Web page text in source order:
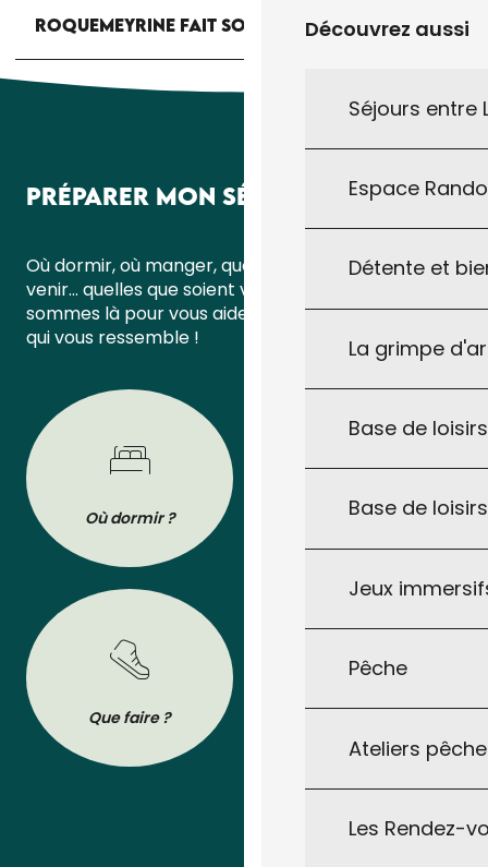
Découvrez aussi
Séjours entre
Espace
Détente et
La grimpe
Base de
Base de
Jeux
Pêche
Ateliers
Les Rendez-
ROQUEMEYRINE FAIT SON MARCHÉ
PRÉPARER MON SÉJOUR
Où dormir, où manger, quoi faire ou comment
venir… quelles que soient vos questions, nous
sommes là pour vous aider à organiser un séjour
qui vous ressemble !
Où dormir ? Où manger ?
Que faire ?
BROCHURES
Tout pour préparer votre séjour : les
brochures de l’Office de Tourisme à